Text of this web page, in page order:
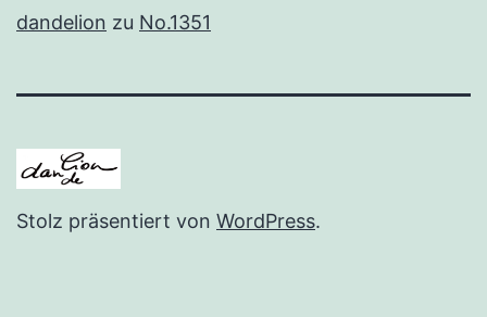
dandelion zu No.1351
Stolz präsentiert von WordPress.